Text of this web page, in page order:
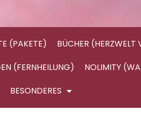
(PAKETE)
BÜCHER (HERZWELT
(FERNHEILUNG)
NOLIMITY
BESONDERES